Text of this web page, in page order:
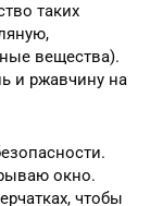
таких
вещества).
и ржавчину на
окно.
чтобы